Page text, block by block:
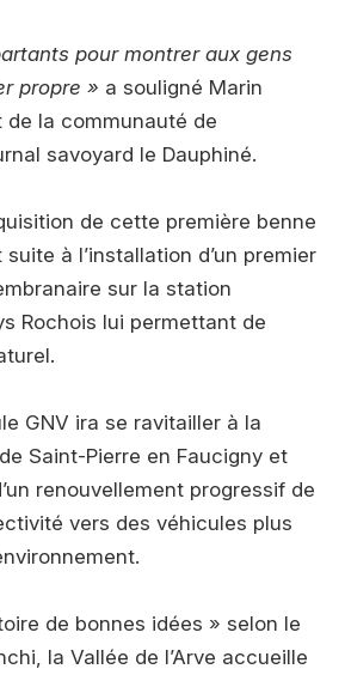
pour montrer aux gens
propre » a souligné Marin
de la communauté de
savoyard le Dauphiné.
de cette première benne
à l’installation d’un premier
sur la station
Rochois lui permettant de
GNV ira se ravitailler à la
Saint-Pierre en Faucigny et
renouvellement progressif de
vers des véhicules plus
de bonnes idées » selon le
la Vallée de l’Arve accueille